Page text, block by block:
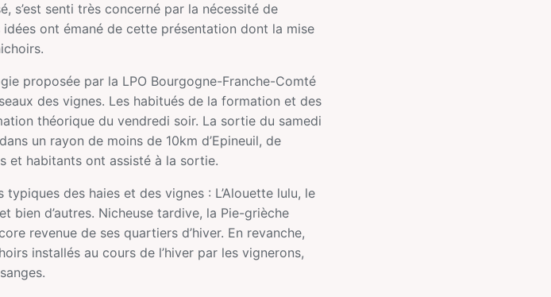
s’est senti très concerné par la nécessité de
ont émané de cette présentation dont la mise
proposée par la LPO Bourgogne-Franche-Comté
des vignes. Les habitués de la formation et des
théorique du vendredi soir. La sortie du samedi
un rayon de moins de 10km d’Epineuil, de
et habitants ont assisté à la sortie.
des haies et des vignes : L’Alouette lulu, le
bien d’autres. Nicheuse tardive, la Pie-grièche
revenue de ses quartiers d’hiver. En revanche,
installés au cours de l’hiver par les vignerons,